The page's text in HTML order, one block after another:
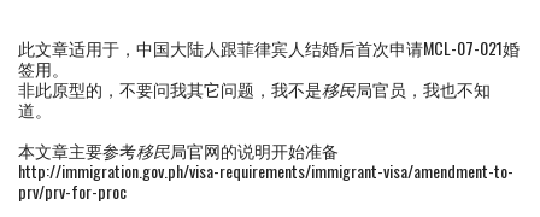
此文章适用于，中国大陆人跟菲律宾人结婚后首次申请MCL-07-021婚
签用。
非此原型的，不要问我其它问题，我不是移民局官员，我也不知
道。
本文章主要参考移民局官网的说明开始准备
http://immigration.gov.ph/visa-requirements/immigrant-visa/amendment-to-
prv/prv-for-proc